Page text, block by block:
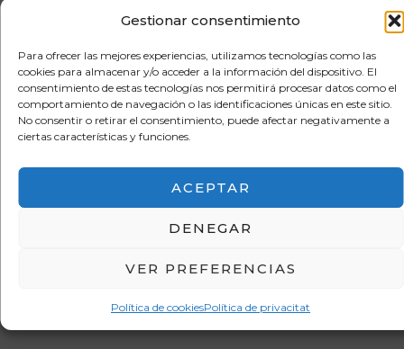
Gestionar consentimiento
Para ofrecer las mejores experiencias, utilizamos tecnologías como las
cookies para almacenar y/o acceder a la información del dispositivo. El
consentimiento de estas tecnologías nos permitirá procesar datos como el
comportamiento de navegación o las identificaciones únicas en este sitio.
No consentir o retirar el consentimiento, puede afectar negativamente a
ciertas características y funciones.
ACEPTAR
DENEGAR
VER PREFERENCIAS
Política de cookiesPolítica de privacitat